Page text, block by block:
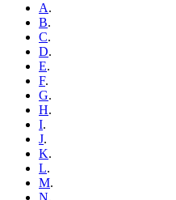
A.
B.
C.
D.
E.
F.
G.
H.
I.
J.
K.
L.
M.
N.